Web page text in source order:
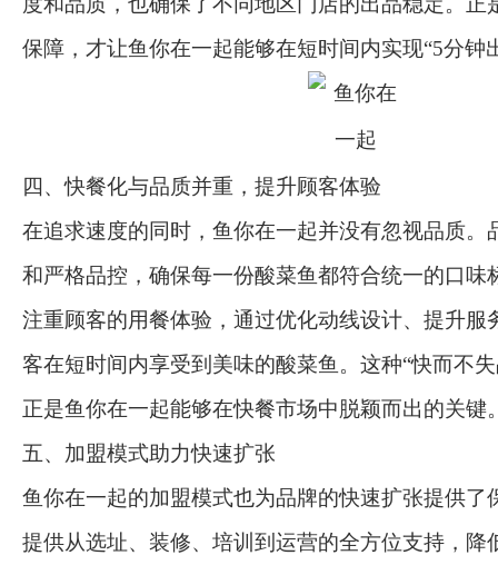
保障，才让鱼你在一起能够在短时间内实现“5分钟
四、快餐化与品质并重，提升顾客体验
在追求速度的同时，鱼你在一起并没有忽视品质。
和严格品控，确保每一份酸菜鱼都符合统一的口味
注重顾客的用餐体验，通过优化动线设计、提升服
客在短时间内享受到美味的酸菜鱼。这种“快而不
正是鱼你在一起能够在快餐市场中脱颖而出的关键
五、加盟模式助力快速扩张
鱼你在一起的加盟模式也为品牌的快速扩张提供了
提供从选址、装修、培训到运营的全方位支持，降